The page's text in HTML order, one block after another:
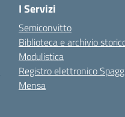
I Servizi
Semiconvitto
Biblioteca e archivio
Modulistica
Registro elettronico
Mensa